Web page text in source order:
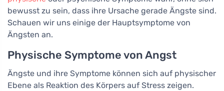
bewusst zu sein, dass ihre Ursache gerade Ängste sind.
Schauen wir uns einige der Hauptsymptome von
Ängsten an.
Physische Symptome von Angst
Ängste und ihre Symptome können sich auf physischer
Ebene als Reaktion des Körpers auf Stress zeigen.